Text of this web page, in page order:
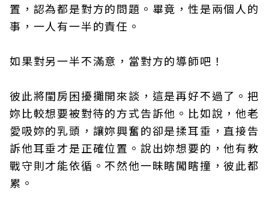
置，認為都是對方的問題。畢竟，性是兩個人的
事，一人有一半的責任。
如果對另一半不滿意，當對方的導師吧！
彼此將閨房困擾攤開來談，這是再好不過了。把
妳比較想要被對待的方式告訴他。比如說，他老
愛吸妳的乳頭，讓妳興奮的卻是揉耳垂，直接告
訴他耳垂才是正確位置。說出妳想要的，他有教
戰守則才能依循。不然他一昧瞎闖瞎撞，彼此都
累。